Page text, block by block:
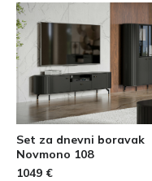
Set za dnevni boravak
Novmono 108
1049 €